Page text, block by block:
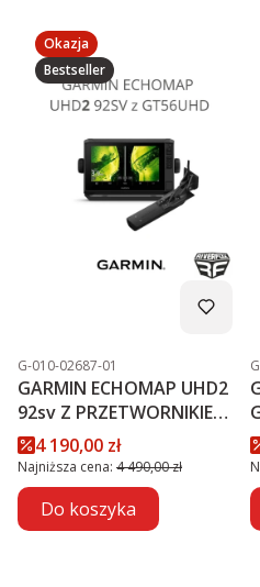
Okazja
Bestseller
Kod produktu
G-010-02687-01
GARMIN ECHOMAP UHD2
92sv Z PRZETWORNIKIEM
GT56UHD-TM PROMOCJA
Cena promocyjna
4 190,00 zł
Najniższa cena: 4 490,00 zł
Do koszyka